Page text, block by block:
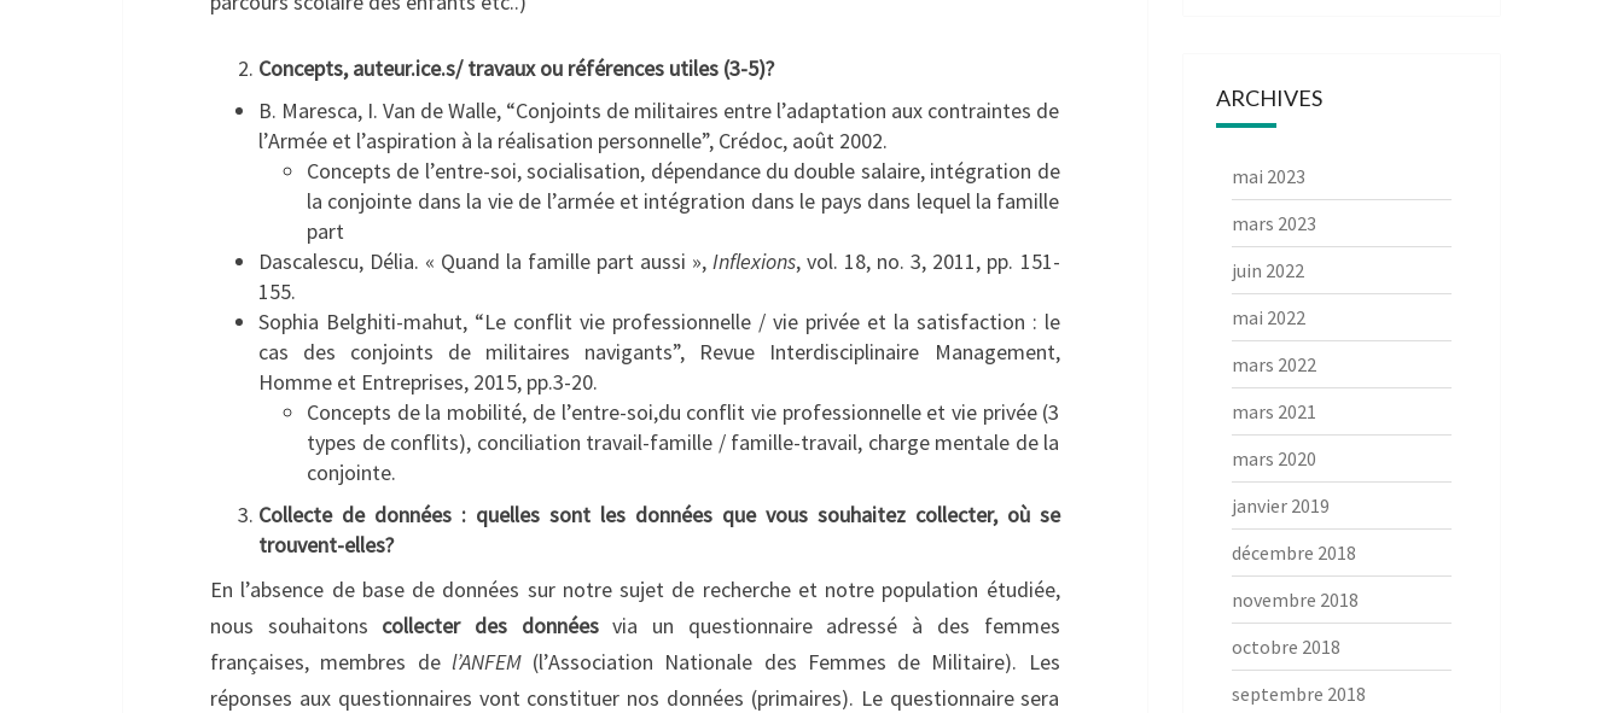
Concepts, auteur.ice.s/ travaux ou références utiles (3-5)?
B. Maresca, I. Van de Walle, “Conjoints de militaires entre l’adaptation aux contraintes de
l’Armée et l’aspiration à la réalisation personnelle”, Crédoc, août 2002.
Concepts de l’entre-soi, socialisation, dépendance du double salaire, intégration de
la conjointe dans la vie de l’armée et intégration dans le pays dans lequel la famille
part
Dascalescu, Délia. « Quand la famille part aussi »,Inflexions, vol. 18, no. 3, 2011, pp. 151-
155.
Sophia Belghiti-mahut, “Le conflit vie professionnelle / vie privée et la satisfaction : le
cas des conjoints de militaires navigants”, Revue Interdisciplinaire Management,
Homme et Entreprises, 2015, pp.3-20.
Concepts de la mobilité, de l’entre-soi,du conflit vie professionnelle et vie privée (3
types de conflits), conciliation travail-famille / famille-travail, charge mentale de la
conjointe.
Collecte de données : quelles sont les données que vous souhaitez collecter, où se
trouvent-elles?
En l’absence de base de données sur notre sujet de recherche et notre population étudiée,
nous souhaitons collecter des donnéesvia un questionnaire adressé à des femmes
françaises, membres de l’ANFEM (l’Association Nationale des Femmes de Militaire). Les
réponses aux questionnaires vont constituer nos données (primaires). Le questionnaire sera
ARCHIVES
mai 2023
mars 2023
juin 2022
mai 2022
mars 2022
mars 2021
mars 2020
janvier 2019
décembre 2018
novembre 2018
octobre 2018
septembre 2018